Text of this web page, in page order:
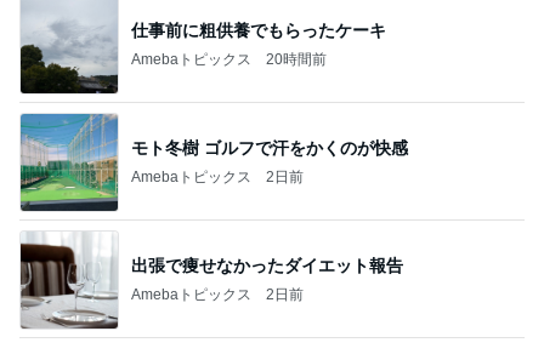
仕事前に粗供養でもらったケーキ
Amebaトピックス 20時間前
モト冬樹 ゴルフで汗をかくのが快感
Amebaトピックス 2日前
出張で痩せなかったダイエット報告
Amebaトピックス 2日前